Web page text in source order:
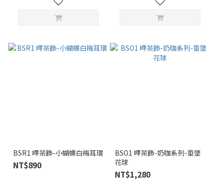
BSR1 呷茶飾-小蝴蝶白梅耳環
NT$890
BSO1 呷茶飾-奶咖系列-垂墜
花球
NT$1,280